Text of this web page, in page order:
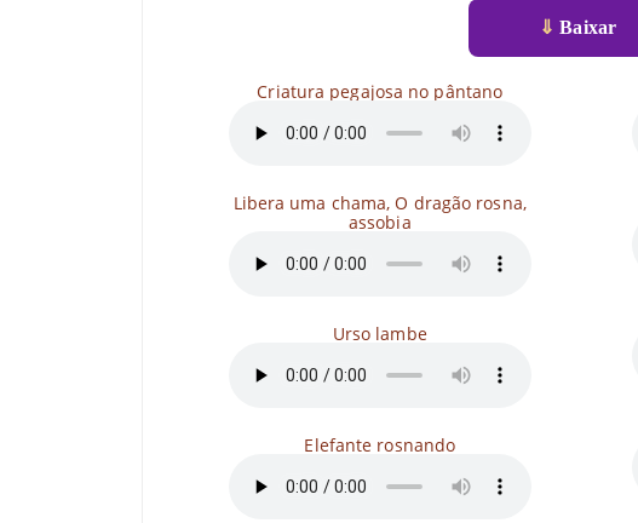
⇓ Baixar
Criatura pegajosa no pântano
Libera uma chama, O dragão rosna,
assobia
Urso lambe
Elefante rosnando